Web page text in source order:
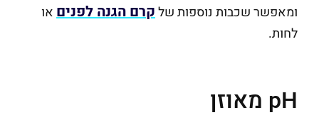
ומאפשר שכבות נוספות שלקרם הגנה לפניםאו
לחות.
pH מאוזן